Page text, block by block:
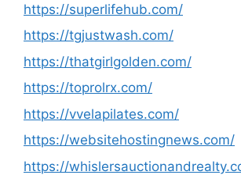
https://superlifehub.com/
https://tgjustwash.com/
https://thatgirlgolden.com/
https://toprolrx.com/
https://vvelapilates.com/
https://websitehostingnews.com/
https://